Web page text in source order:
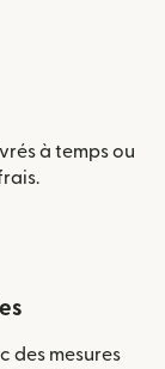
à temps ou
des mesures